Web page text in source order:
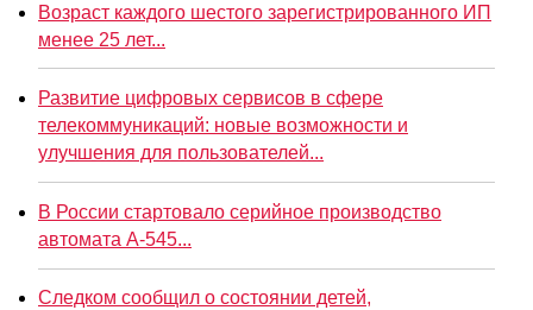
Возраст каждого шестого зарегистрированного ИП
менее 25 лет...
Развитие цифровых сервисов в сфере
телекоммуникаций: новые возможности и
улучшения для пользователей...
В России стартовало серийное производство
автомата А-545...
Следком сообщил о состоянии детей,